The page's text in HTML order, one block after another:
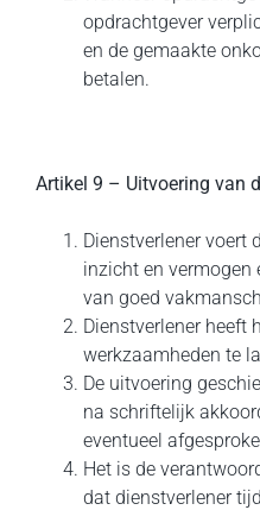
opdrachtgever
en de gemaakte
betalen.
Artikel 9 – Uitvoering van
Dienstverlener voert
inzicht en vermogen
van goed
Dienstverlener heeft
werkzaamheden te
De uitvoering
na schriftelijk
eventueel
Het is de
dat dienstverlener